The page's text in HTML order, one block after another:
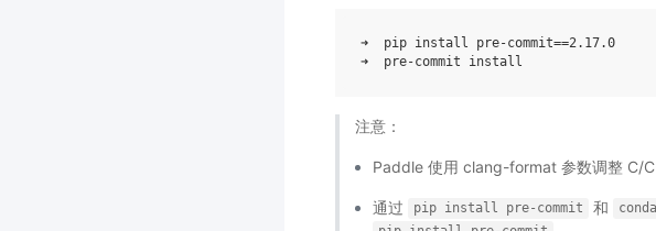
➜  pip install pre-commit==2 .17.0
注意：
Paddle 使用 clang-format 参数调整 C/
通过 pip install pre-commit 和 conda